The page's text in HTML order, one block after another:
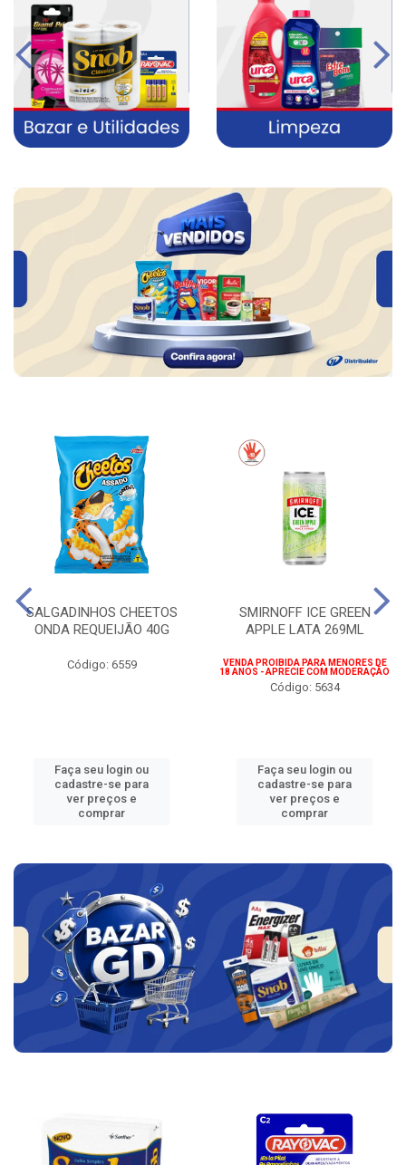
SALGADINHOS CHEETOS
ONDA REQUEIJÃO 40G
Código: 6559
Faça seu login ou
cadastre-se para
ver preços e
comprar
SMIRNOFF ICE GREEN
APPLE LATA 269ML
VENDA PROIBIDA PARA MENORES DE
18 ANOS - APRECIE COM MODERAÇÃO
Código: 5634
Faça seu login ou
cadastre-se para
ver preços e
comprar